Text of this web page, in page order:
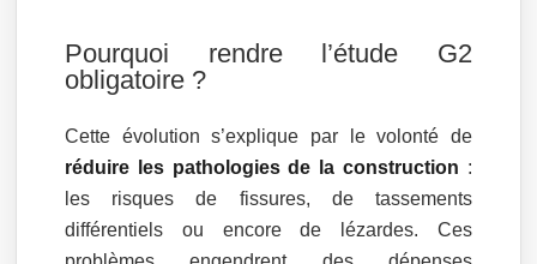
Pourquoi rendre l’étude G2
obligatoire ?
Cette évolution s’explique par le volonté de
réduire les pathologies de la construction :
les risques de fissures, de tassements
différentiels ou encore de lézardes. Ces